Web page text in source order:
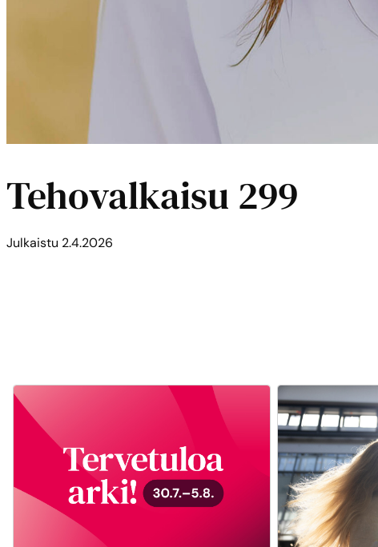
Tehovalkaisu 299
Julkaistu 2.4.2026